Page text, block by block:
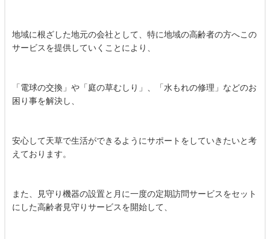
地域に根ざした地元の会社として、特に地域の高齢者の方へこの
サービスを提供していくことにより、
「電球の交換」や「庭の草むしり」、「水もれの修理」などのお
困り事を解決し、
安心して天草で生活ができるようにサポートをしていきたいと考
えております。
また、見守り機器の設置と月に一度の定期訪問サービスをセット
にした高齢者見守りサービスを開始して、